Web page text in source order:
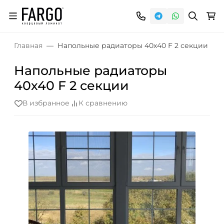
Главная Напольные радиаторы 40х40 F 2 секции
Напольные радиаторы
40х40 F 2 секции
В избранное К сравнению